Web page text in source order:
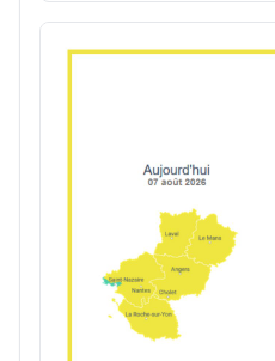
permettre une